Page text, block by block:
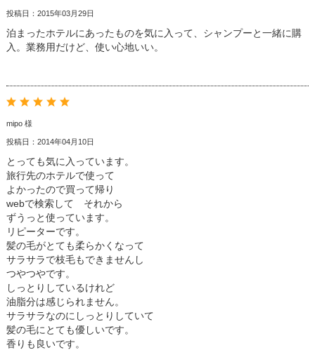
投稿日：2015年03月29日
泊まったホテルにあったものを気に入って、シャンプーと一緒に購
入。業務用だけど、使い心地いい。
mipo 様
投稿日：2014年04月10日
とっても気に入っています。
旅行先のホテルで使って
よかったので買って帰り
webで検索して それから
ずうっと使っています。
リピーターです。
髪の毛がとても柔らかくなって
サラサラで枝毛もできませんし
つやつやです。
しっとりしているけれど
油脂分は感じられません。
サラサラなのにしっとりしていて
髪の毛にとても優しいです。
香りも良いです。